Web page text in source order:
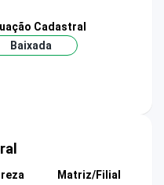
Cadastral
Baixada
Matriz/Filial